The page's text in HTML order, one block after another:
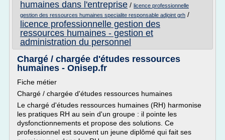
humaines dans l'entreprise / licence professionnelle
gestion des ressources humaines specialite responsable adjoint grh /
licence professionnelle gestion des
ressources humaines - gestion et
administration du personnel
Chargé / chargée d'études ressources
humaines - Onisep.fr
Fiche métier
Chargé / chargée d'études ressources humaines
Le chargé d'études ressources humaines (RH) harmonise
les pratiques RH au sein d'un groupe : il pointe les
dysfonctionnements et propose des solutions. Ce
professionnel est souvent un jeune diplômé qui fait ses